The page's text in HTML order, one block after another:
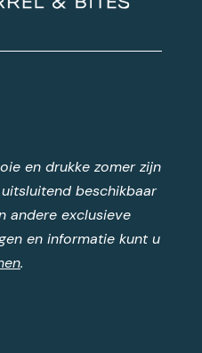
en drukke zomer zijn
beschikbaar
andere exclusieve
en informatie kunt u
.